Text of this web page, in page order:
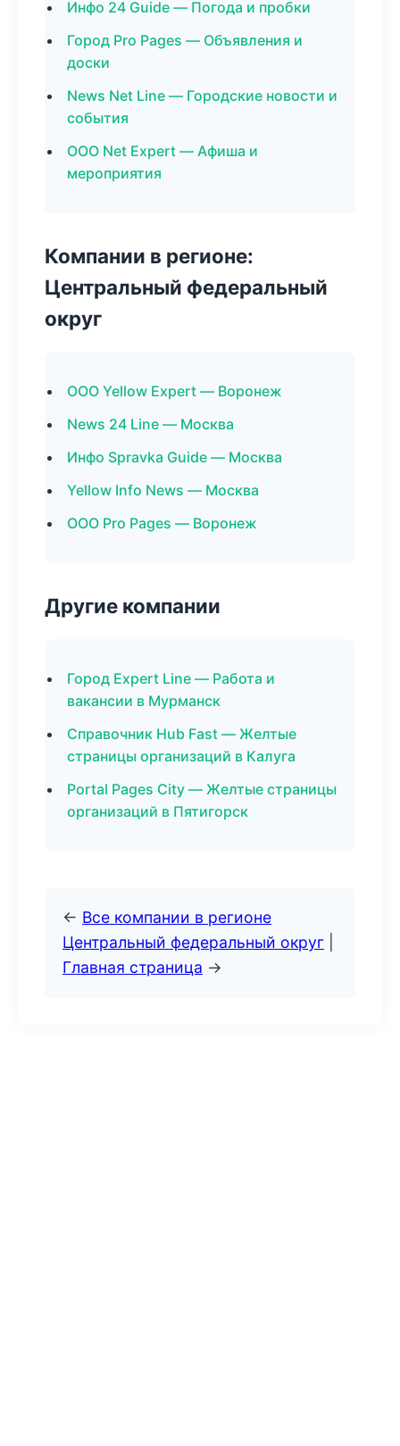
Инфо 24 Guide — Погода и пробки
Город Pro Pages — Объявления и
доски
News Net Line — Городские новости и
события
ООО Net Expert — Афиша и
мероприятия
Компании в регионе:
Центральный федеральный
округ
ООО Yellow Expert — Воронеж
News 24 Line — Москва
Инфо Spravka Guide — Москва
Yellow Info News — Москва
ООО Pro Pages — Воронеж
Другие компании
Город Expert Line — Работа и
вакансии в Мурманск
Справочник Hub Fast — Желтые
страницы организаций в Калуга
Portal Pages City — Желтые страницы
организаций в Пятигорск
← Все компании в регионе
Центральный федеральный округ
Главная страница →